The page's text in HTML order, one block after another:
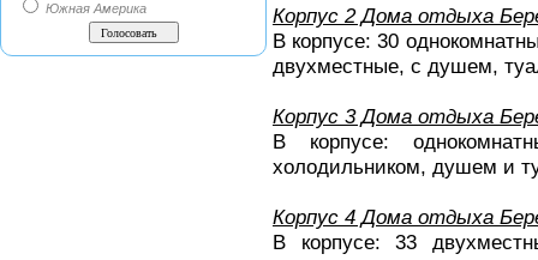
Южная Америка
Корпус 2 Дома отдыха
В корпусе: 30
двухместные, с душем,
Корпус 3 Дома отдыха
В корпусе:
холодильником, душем и
Корпус 4 Дома отдыха
В корпусе: 33